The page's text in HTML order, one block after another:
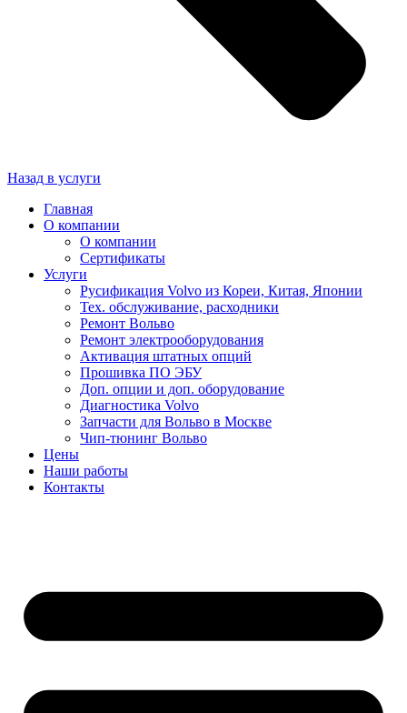
Назад в услуги
Главная
О компании
О компании
Сертификаты
Услуги
Русификация Volvo из Кореи, Китая, Японии
Тех. обслуживание, расходники
Ремонт Вольво
Ремонт электрооборудования
Активация штатных опций
Прошивка ПО ЭБУ
Доп. опции и доп. оборудование
Диагностика Volvo
Запчасти для Вольво в Москве
Чип-тюнинг Вольво
Цены
Наши работы
Контакты